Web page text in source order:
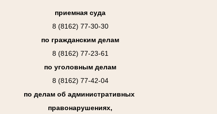
приемная суда
8 (8162) 77-30-30
по гражданским делам
8 (8162) 77-23-61
по уголовным делам
8 (8162) 77-42-04
по делам об административных
правонарушениях,